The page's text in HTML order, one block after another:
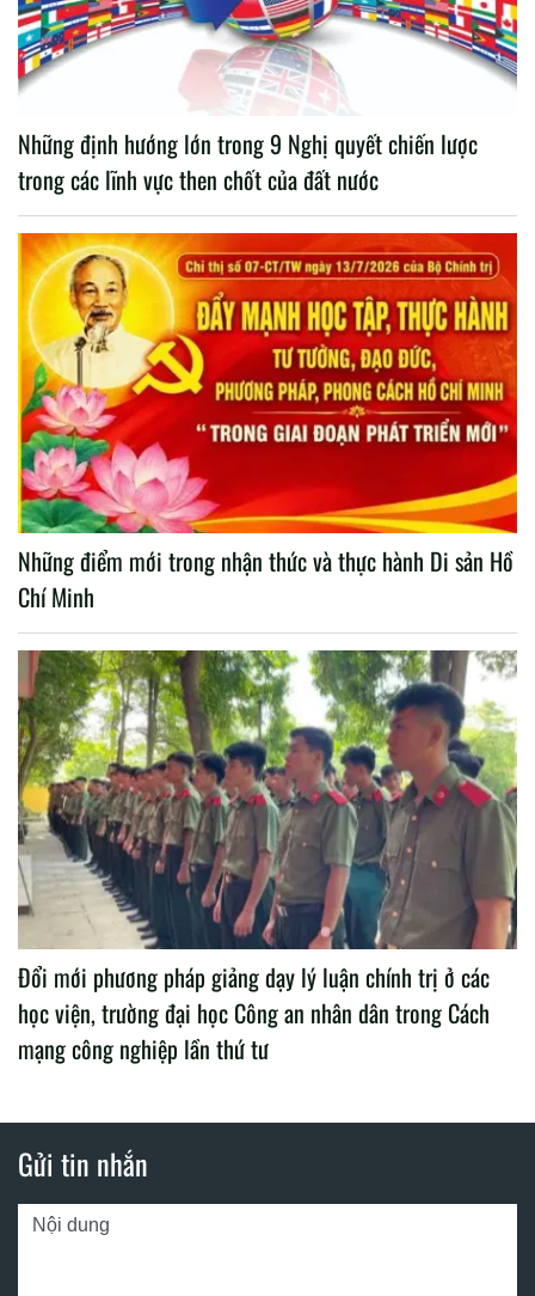
Những định hướng lớn trong 9 Nghị quyết chiến lược
trong các lĩnh vực then chốt của đất nước
Những điểm mới trong nhận thức và thực hành Di sản Hồ
Chí Minh
Đổi mới phương pháp giảng dạy lý luận chính trị ở các
học viện, trường đại học Công an nhân dân trong Cách
mạng công nghiệp lần thứ tư
Gửi tin nhắn